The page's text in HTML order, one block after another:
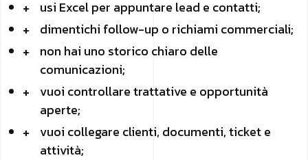
usi Excel per appuntare lead e contatti;
dimentichi follow-up o richiami commerciali;
non hai uno storico chiaro delle
comunicazioni;
vuoi controllare trattative e opportunità
aperte;
vuoi collegare clienti, documenti, ticket e
attività;